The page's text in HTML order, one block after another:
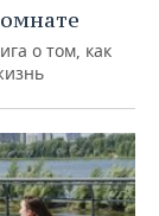
о том, как